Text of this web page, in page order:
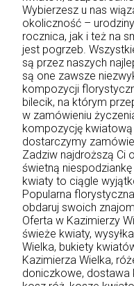
Wybierzesz u nas
okoliczność –
rocznica, jak i też na
jest pogrzeb.
są przez naszych
są one zawsze
kompozycji
bilecik, na którym
w zamówieniu
kompozycję
dostarczymy
Zadziw najdroższą Ci
świetną
kwiaty to ciągle
Popularna
obdaruj swoich
Oferta w Kazimierzy
świeże kwiaty,
Wielka, bukiety
Kazimierza Wielka,
doniczkowe, dostawa